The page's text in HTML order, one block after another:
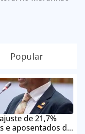
Popular
de 21,7%
e aposentados do